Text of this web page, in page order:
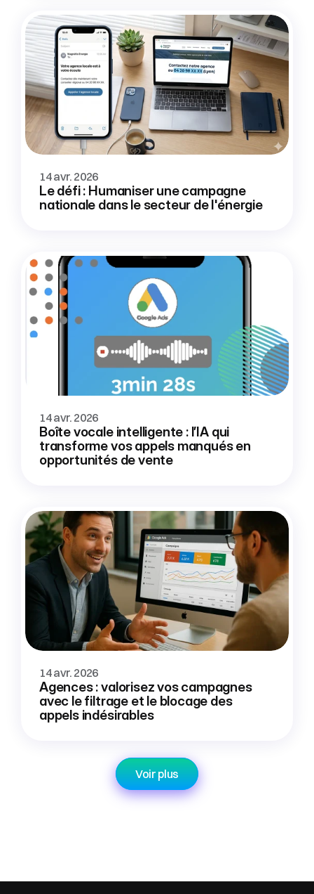
14 avr. 2026
Le défi : Humaniser une campagne
nationale dans le secteur de l'énergie
14 avr. 2026
Boîte vocale intelligente : l’IA qui
transforme vos appels manqués en
opportunités de vente
14 avr. 2026
Agences : valorisez vos campagnes
avec le filtrage et le blocage des
appels indésirables
Voir plus